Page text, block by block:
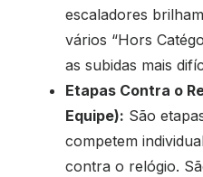
escaladores
vários “Hors
as subidas mais
Etapas Contra o
Equipe): São
competem
contra o relógio.